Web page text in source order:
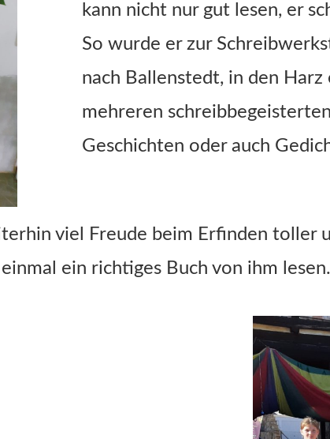
kann nicht nur gut lesen, er
So wurde er zur
nach Ballenstedt, in den
mehreren
Geschichten oder auch
viel Freude beim Erfinden toller
ein richtiges Buch von ihm lesen.